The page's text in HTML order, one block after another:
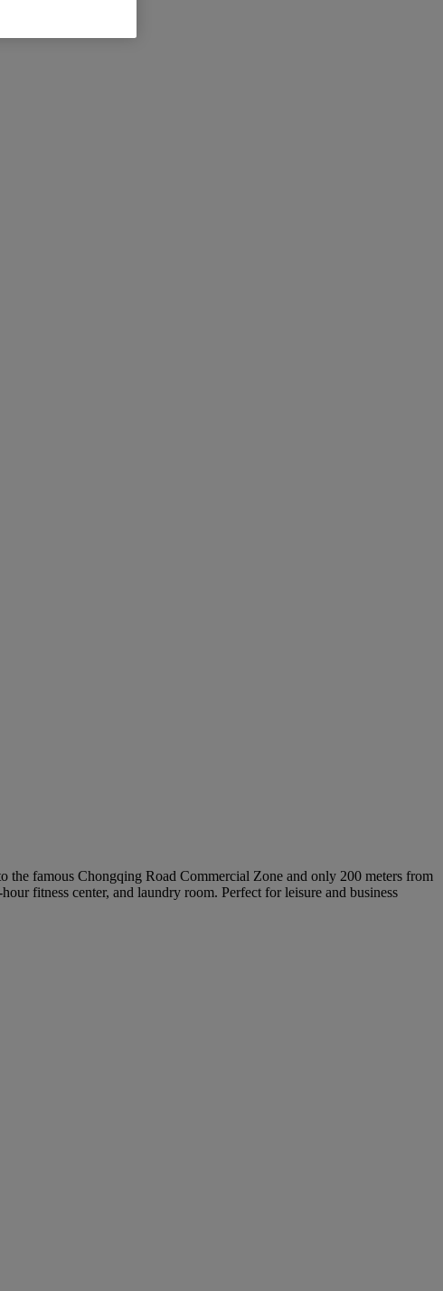
famous Chongqing Road Commercial Zone and only 200 meters from
fitness center, and laundry room. Perfect for leisure and business